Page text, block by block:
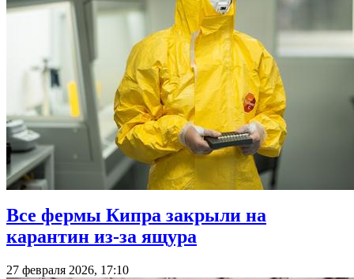
Все фермы Кипра закрыли на
карантин из‑за ящура
27 февраля 2026, 17:10